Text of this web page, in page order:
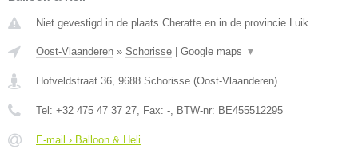
Niet gevestigd in de plaats Cheratte en in de provincie Luik.
Oost-Vlaanderen » Schorisse | Google maps ▼
Hofveldstraat 36 9688 Schorisse (Oost-Vlaanderen)
Tel: +32 475 47 37 27 , Fax: - , BTW-nr: BE455512295
E-mail › Balloon & Heli